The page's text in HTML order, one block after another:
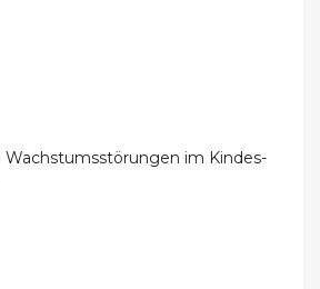
Wachstumsstörungen im Kindes-